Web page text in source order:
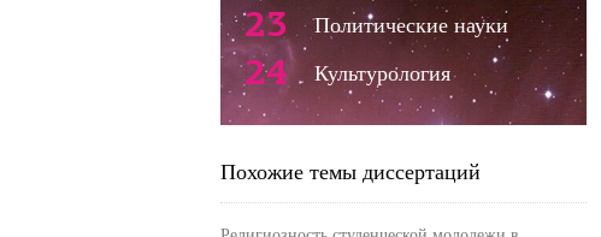
23 Политические науки
24 Культурология
Похожие темы диссертаций